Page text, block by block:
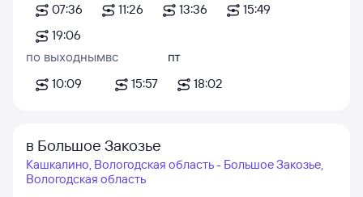
07:36 11:26 13:36
15:49
19:06
по выходным
10:09
вс
15:57
пт
18:02
в Большое Закозье
Кашкалино, Вологодская область - Большое Закозье,
Вологодская область